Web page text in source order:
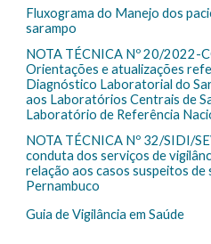
Fluxograma do Manejo dos
sarampo
NOTA TÉCNICA Nº 20/2022-
Orientações e atualizações
Diagnóstico Laboratorial do
aos Laboratórios Centrais de
Laboratório de Referência
NOTA TÉCNICA Nº 32/SIDI/
conduta dos serviços de
relação aos casos suspeitos de
Pernambuco
Guia de Vigilância em Saúde